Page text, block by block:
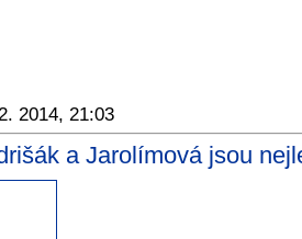
2014, 21:03
a Jarolímová jsou